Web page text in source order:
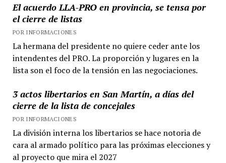
El acuerdo LLA-PRO en provincia, se tensa por
el cierre de listas
POR INFORMACIONES
La hermana del presidente no quiere ceder ante los
intendentes del PRO. La proporción y lugares en la
lista son el foco de la tensión en las negociaciones.
3 actos libertarios en San Martín, a días del
cierre de la lista de concejales
POR INFORMACIONES
La división interna los libertarios se hace notoria de
cara al armado político para las próximas elecciones y
al proyecto que mira el 2027